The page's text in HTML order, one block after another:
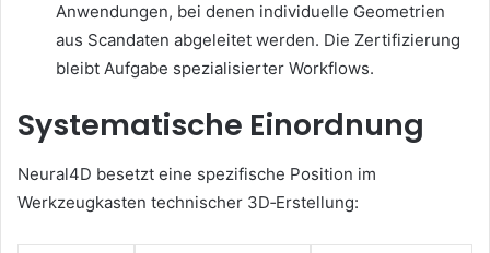
Anwendungen, bei denen individuelle Geometrien
aus Scandaten abgeleitet werden. Die Zertifizierung
bleibt Aufgabe spezialisierter Workflows.
Systematische Einordnung
Neural4D besetzt eine spezifische Position im
Werkzeugkasten technischer 3D‑Erstellung: